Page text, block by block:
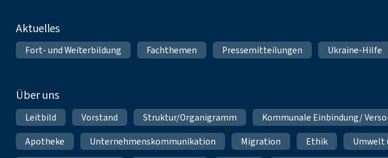
Fußnavigation
Aktuelles
Fort- und Weiterbildung Fachthemen Pressemitteilungen Ukraine-Hilfe
Über uns
Leitbild Vorstand Struktur/Organigramm Kommunale Einbindung/
Apotheke
Unternehmenskommunikation Migration Ethik Umwelt